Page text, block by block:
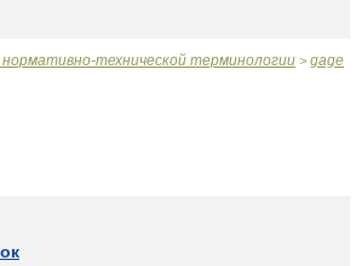
нормативно-технической терминологии > gage